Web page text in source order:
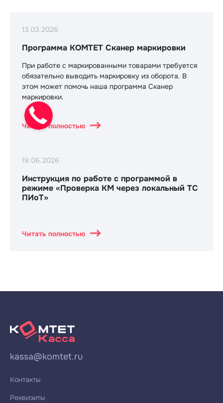
13.03.2026
Программа КОМТЕТ Сканер маркировки
При работе с маркированными товарами требуется
обязательно выводить маркировку из оборота. В
этом может помочь наша программа Сканер
маркировки.
Читать полностью
19.06.2026
Инструкция по работе с программой в
режиме «Проверка КМ через локальный ТС
ПИоТ»
Читать полностью
kassa@komtet.ru
Контакты
Реквизиты